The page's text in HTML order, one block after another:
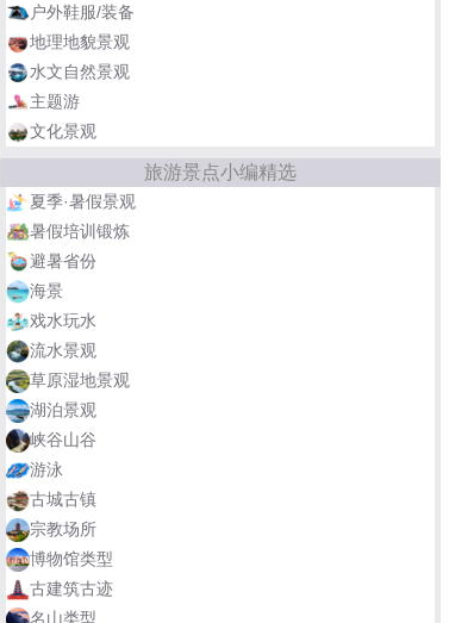
户外鞋服/装备
地理地貌景观
水文自然景观
主题游
文化景观
旅游景点小编精选
夏季·暑假景观
暑假培训锻炼
避暑省份
海景
戏水玩水
流水景观
草原湿地景观
湖泊景观
峡谷山谷
游泳
古城古镇
宗教场所
博物馆类型
古建筑古迹
名山类型